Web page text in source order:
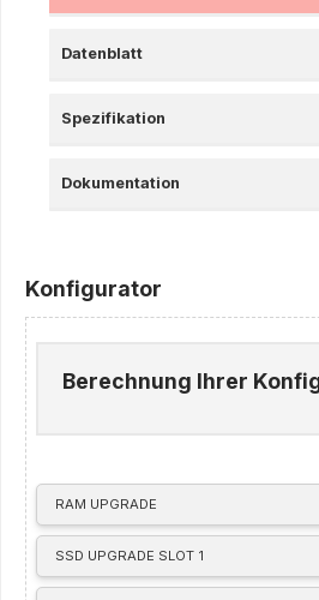
Datenblatt
Spezifikation
Dokumentation
Konfigurator
RAM UPGRADE
SSD UPGRADE SLOT 1
Berechnung Ihrer